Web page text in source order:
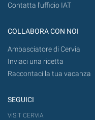
Contatta l'ufficio IAT
COLLABORA CON NOI
Ambasciatore di Cervia
Inviaci una ricetta
Raccontaci la tua vacanza
SEGUICI
VISIT CERVIA